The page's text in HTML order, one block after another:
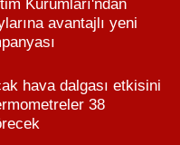
Kurumları'ndan
avantajlı yeni
hava dalgası etkisini
38